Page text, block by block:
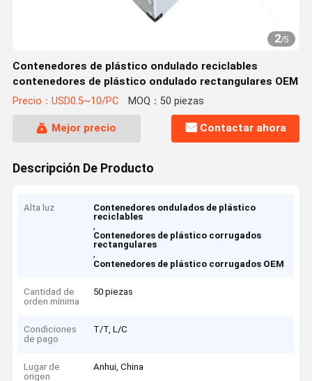
2/5
Contenedores de plástico ondulado reciclables
contenedores de plástico ondulado rectangulares OEM
Precio：USD0.5~10/PC MOQ：50 piezas
Mejor precio Contactar ahora
Descripción De Producto
Alta luz
Contenedores ondulados de plástico
reciclables
,
Contenedores de plástico corrugados
rectangulares
,
Contenedores de plástico corrugados OEM
Cantidad de
orden mínima
50 piezas
Condiciones
de pago
T/T, L/C
Lugar de
origen
Anhui, China